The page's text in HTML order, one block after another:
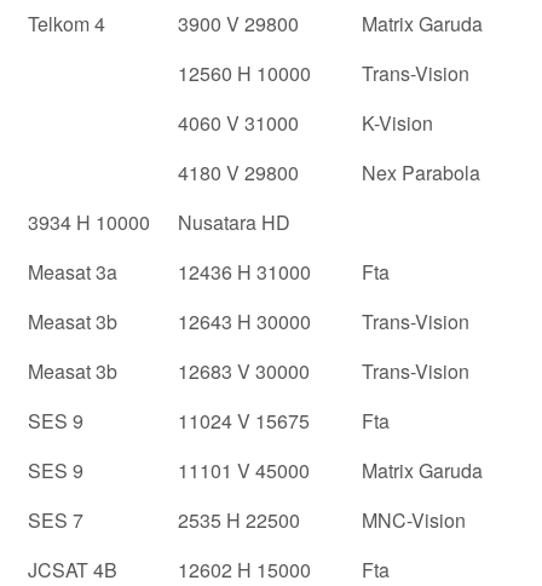
Telkom 4
3900 V 29800
Matrix Garuda
12560 H 10000
Trans-Vision
4060 V 31000
K-Vision
4180 V 29800
Nex Parabola
3934 H 10000
Nusatara HD
Measat 3a
12436 H 31000
Fta
Measat 3b
12643 H 30000
Trans-Vision
Measat 3b
12683 V 30000
Trans-Vision
SES 9
11024 V 15675
Fta
SES 9
11101 V 45000
Matrix Garuda
SES 7
2535 H 22500
MNC-Vision
JCSAT 4B
12602 H 15000
Fta